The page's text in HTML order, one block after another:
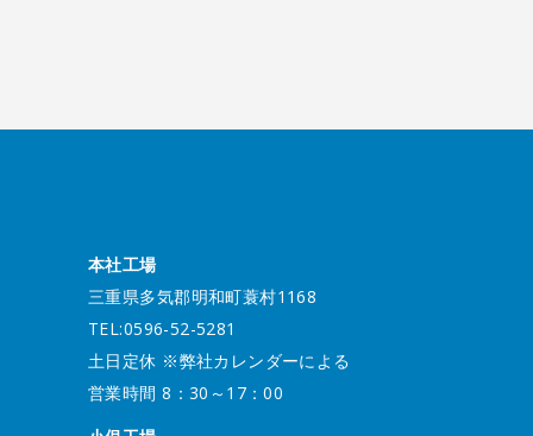
本社工場
三重県多気郡明和町蓑村1168
TEL:0596-52-5281
土日定休 ※弊社カレンダーによる
営業時間 8：30～17：00